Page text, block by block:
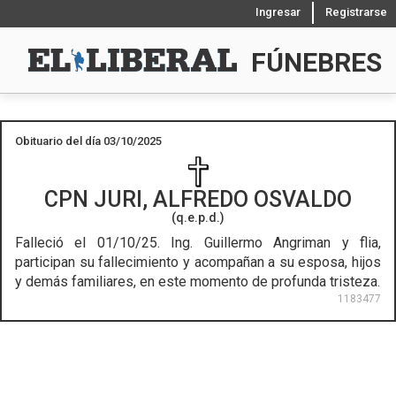
Ingresar Registrarse
FÚNEBRES
Obituario del día 03/10/2025
CPN JURI, ALFREDO OSVALDO
(q.e.p.d.)
Falleció el 01/10/25. Ing. Guillermo Angriman y flia,
participan su fallecimiento y acompañan a su esposa, hijos
y demás familiares, en este momento de profunda tristeza.
1183477